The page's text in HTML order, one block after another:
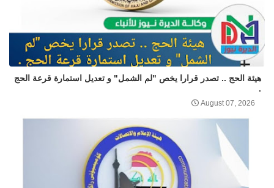
هيئة الحج .. تصدر قرارا يخص "لم الشمل" و تعديل استمارة قرعة الحج
.
August 07, 2026